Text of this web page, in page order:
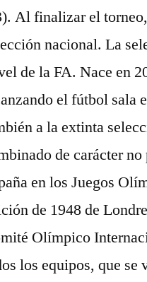
Al finalizar el
nacional. La
de la FA. Nace en
el fútbol sala
a la extinta
de carácter
en los Juegos
de 1948 de
Olímpico
los equipos, que